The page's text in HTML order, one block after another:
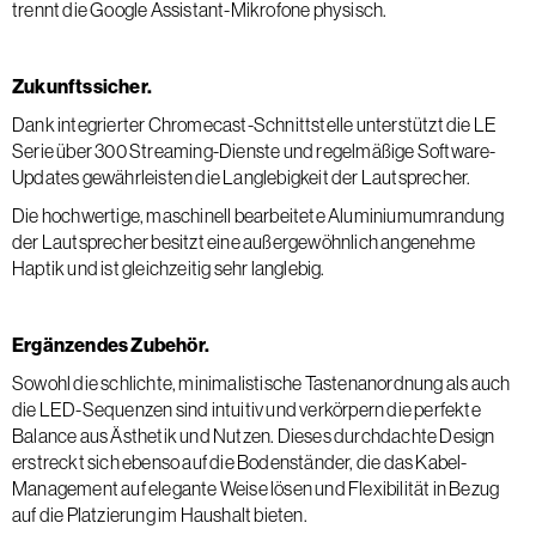
trennt die Google Assistant-Mikrofone physisch.
Zukunftssicher.
Dank integrierter Chromecast-Schnittstelle unterstützt die LE
Serie über 300 Streaming-Dienste und regelmäßige Software-
Updates gewährleisten die Langlebigkeit der Lautsprecher.
Die hochwertige, maschinell bearbeitete Aluminiumumrandung
der Lautsprecher besitzt eine außergewöhnlich angenehme
Haptik und ist gleichzeitig sehr langlebig.
Ergänzendes Zubehör.
Sowohl die schlichte, minimalistische Tastenanordnung als auch
die LED-Sequenzen sind intuitiv und verkörpern die perfekte
Balance aus Ästhetik und Nutzen. Dieses durchdachte Design
erstreckt sich ebenso auf die Bodenständer, die das Kabel-
Management auf elegante Weise lösen und Flexibilität in Bezug
auf die Platzierung im Haushalt bieten.